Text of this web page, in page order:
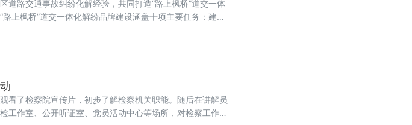
路交通事故纠纷化解经验，共同打造“路上枫桥”道交一体
上枫桥”道交一体化解纷品牌建设涵盖十项主要任务：建设
看了检察院宣传片，初步了解检察机关职能。随后在讲解员
作室、公开听证室、党员活动中心等场所，对检察工作流